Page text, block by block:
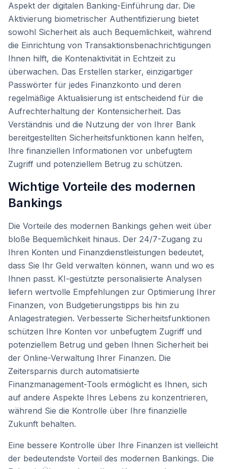
Aspekt der digitalen Banking-Einführung dar. Die
Aktivierung biometrischer Authentifizierung bietet
sowohl Sicherheit als auch Bequemlichkeit, während
die Einrichtung von Transaktionsbenachrichtigungen
Ihnen hilft, die Kontenaktivität in Echtzeit zu
überwachen. Das Erstellen starker, einzigartiger
Passwörter für jedes Finanzkonto und deren
regelmäßige Aktualisierung ist entscheidend für die
Aufrechterhaltung der Kontensicherheit. Das
Verständnis und die Nutzung der von Ihrer Bank
bereitgestellten Sicherheitsfunktionen kann helfen,
Ihre finanziellen Informationen vor unbefugtem
Zugriff und potenziellem Betrug zu schützen.
Wichtige Vorteile des modernen
Bankings
Die Vorteile des modernen Bankings gehen weit über
bloße Bequemlichkeit hinaus. Der 24/7-Zugang zu
Ihren Konten und Finanzdienstleistungen bedeutet,
dass Sie Ihr Geld verwalten können, wann und wo es
Ihnen passt. KI-gestützte personalisierte Analysen
liefern wertvolle Empfehlungen zur Optimierung Ihrer
Finanzen, von Budgetierungstipps bis hin zu
Anlagestrategien. Verbesserte Sicherheitsfunktionen
schützen Ihre Konten vor unbefugtem Zugriff und
potenziellem Betrug und geben Ihnen Sicherheit bei
der Online-Verwaltung Ihrer Finanzen. Die
Zeitersparnis durch automatisierte
Finanzmanagement-Tools ermöglicht es Ihnen, sich
auf andere Aspekte Ihres Lebens zu konzentrieren,
während Sie die Kontrolle über Ihre finanzielle
Zukunft behalten.
Eine bessere Kontrolle über Ihre Finanzen ist vielleicht
der bedeutendste Vorteil des modernen Bankings. Die